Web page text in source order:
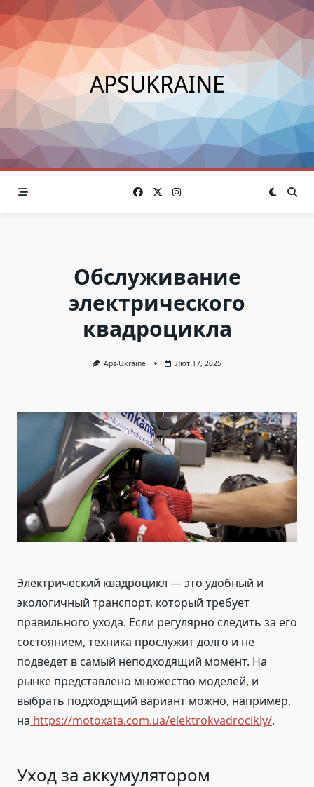
Skip
to
content
APSUKRAINE
Обслуживание
электрического
квадроцикла
Aps-Ukraine Лют 17, 2025
Электрический квадроцикл — это удобный и
экологичный транспорт, который требует
правильного ухода. Если регулярно следить за его
состоянием, техника прослужит долго и не
подведет в самый неподходящий момент. На
рынке представлено множество моделей, и
выбрать подходящий вариант можно, например,
на https://motoxata.com.ua/elektrokvadrocikly/.
Уход за аккумулятором